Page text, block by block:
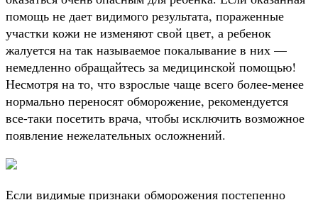
помощь не дает видимого результата, пораженные
участки кожи не изменяют свой цвет, а ребенок
жалуется на так называемое покалывание в них —
немедленно обращайтесь за медицинской помощью!
Несмотря на то, что взрослые чаще всего более-менее
нормально переносят обморожение, рекомендуется
все-таки посетить врача, чтобы исключить возможное
появление нежелательных осложнений.
Если видимые признаки обморожения постепенно